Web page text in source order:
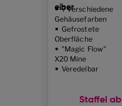
eiber
7 verschiedene
Gehäusefarben
Gefrostete
Oberfläche
"Magic Flow"
X20 Mine
Veredelbar
Staffel ab